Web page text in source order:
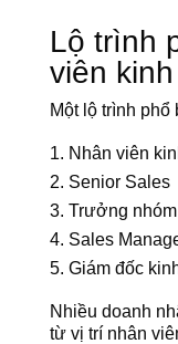
Lộ trình
viên
Một lộ trình phổ
Nhân viên
Senior Sales
Trưởng
Sales
Giám đốc
Nhiều doanh
từ vị trí nhân